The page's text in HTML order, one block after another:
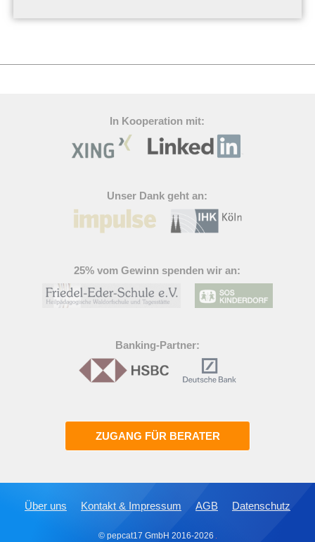
In Kooperation mit:
Unser Dank geht an:
25% vom Gewinn spenden wir an:
Banking-Partner:
ZUGANG FÜR BERATER
Über uns Kontakt & Impressum AGB Datenschutz
© pepcat17 GmbH 2016-2026